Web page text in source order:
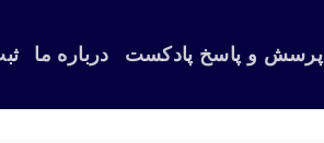
پرسش و پاسخ پادکست درباره ما